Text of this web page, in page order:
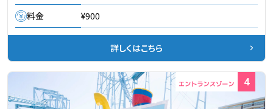
料金
¥900
詳しくはこちら
4